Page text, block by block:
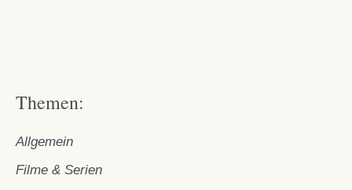
Themen:
Allgemein
Filme & Serien